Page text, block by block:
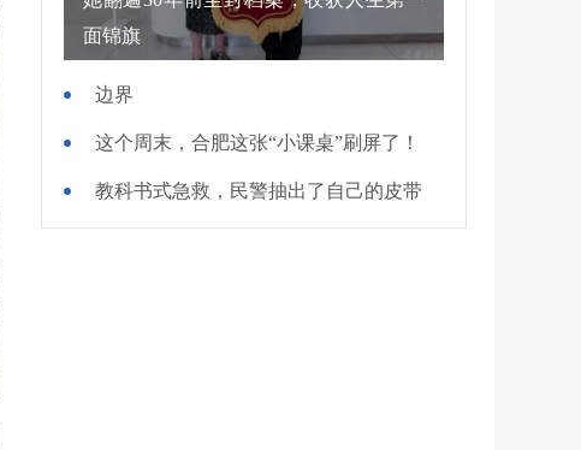
面锦旗
边界
这个周末，合肥这张“小课桌”刷屏了！
教科书式急救，民警抽出了自己的皮带